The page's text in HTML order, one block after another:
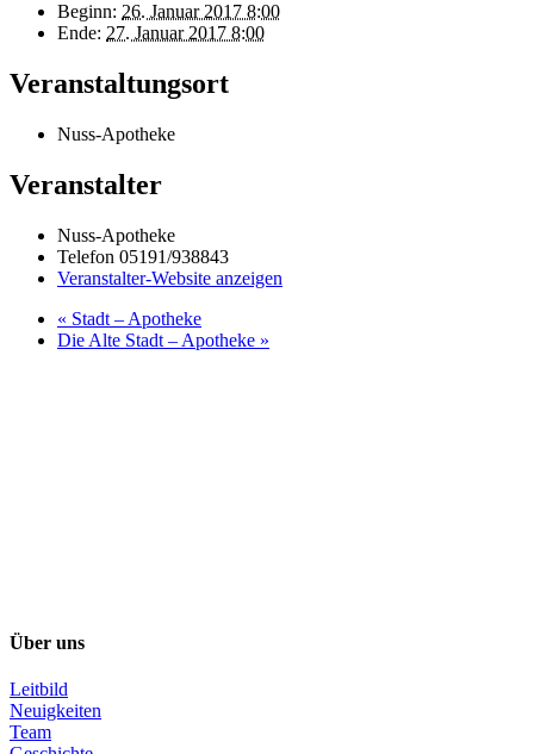
Beginn: 26. Januar 2017 8:00
Ende: 27. Januar 2017 8:00
Veranstaltungsort
Nuss-Apotheke
Veranstalter
Nuss-Apotheke
Telefon 05191/938843
Veranstalter-Website anzeigen
« Stadt – Apotheke
Die Alte Stadt – Apotheke »
Über uns
Leitbild
Neuigkeiten
Team